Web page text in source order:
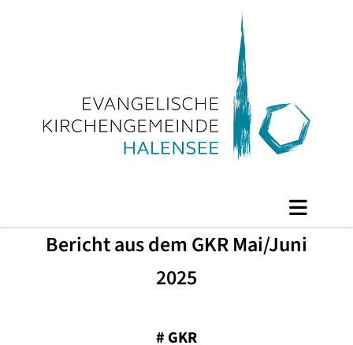
Bericht aus dem GKR Mai/Juni
2025
# GKR